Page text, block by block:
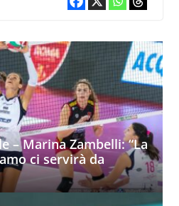
– Marina Zambelli: “La
ci servirà da